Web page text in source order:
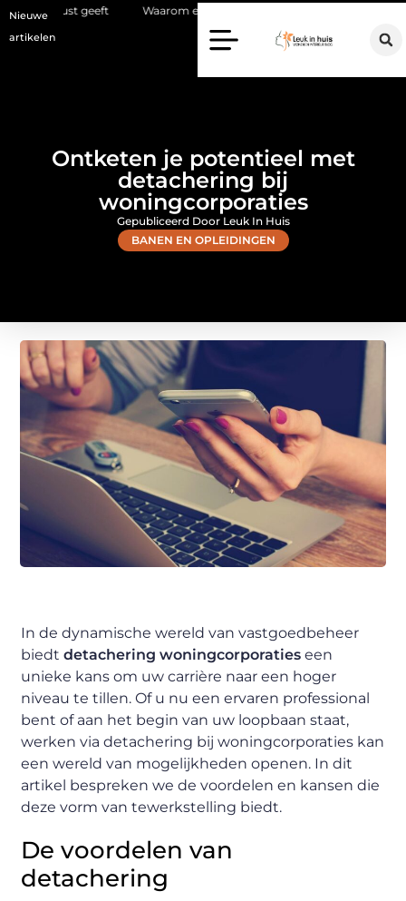
Nieuwe
artikelen
Waarom een makelaar in Hilversum nu het verschil maakt
Ontketen je potentieel met
detachering bij
woningcorporaties
BANEN EN OPLEIDINGEN
Gepubliceerd Door Leuk In Huis
In de dynamische wereld van vastgoedbeheer
biedtdetachering woningcorporaties een
unieke kans om uw carrière naar een hoger
niveau te tillen. Of u nu een ervaren professional
bent of aan het begin van uw loopbaan staat,
werken via detachering bij woningcorporaties kan
een wereld van mogelijkheden openen. In dit
artikel bespreken we de voordelen en kansen die
deze vorm van tewerkstelling biedt.
De voordelen van
detachering